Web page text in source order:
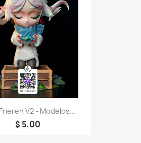
V2 - Modelos...
$ 5,00